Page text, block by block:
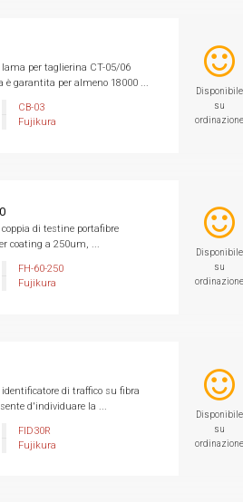
lama per taglierina CT-05/06
è garantita per almeno 18000 ...
CB-03
Fujikura
Disponibile
su
ordinazione
coppia di testine portafibre
coating a 250um, ...
FH-60-250
Fujikura
Disponibile
su
ordinazione
identificatore di traffico su fibra
d'individuare la ...
FID30R
Fujikura
Disponibile
su
ordinazione